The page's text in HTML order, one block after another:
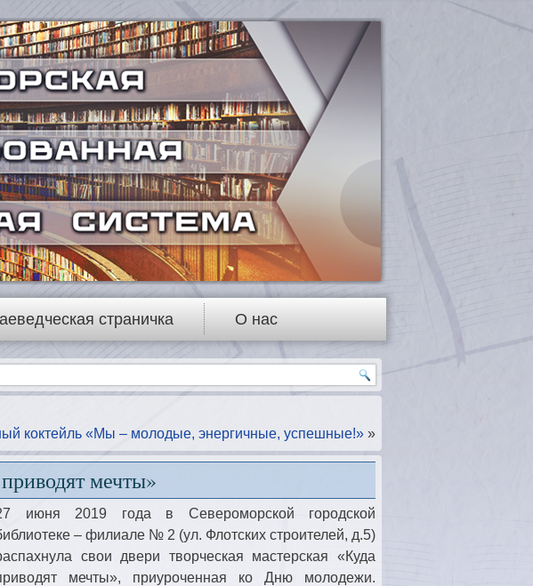
страничка О нас
коктейль «Мы – молодые, энергичные, успешные!» »
мечты»
июня 2019 года в Североморской городской
– филиале № 2 (ул. Флотских строителей, д.5)
свои двери творческая мастерская «Куда
мечты», приуроченная ко Дню молодежи.